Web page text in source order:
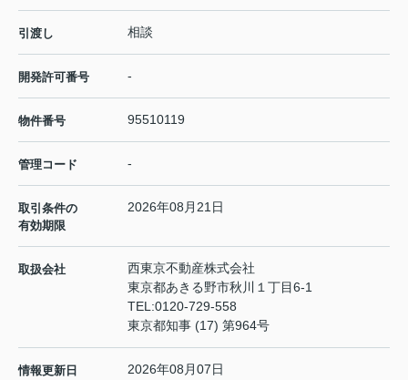
引渡し 相談
開発許可番号 -
物件番号 95510119
管理コード -
取引条件の
有効期限
2026年08月21日
取扱会社
西東京不動産株式会社
東京都あきる野市秋川１丁目6-1
TEL:0120-729-558
東京都知事 (17) 第964号
情報更新日 2026年08月07日